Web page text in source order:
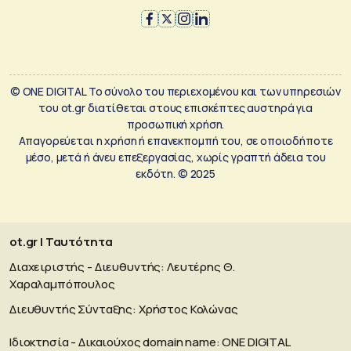
© ONE DIGITAL Το σύνολο του περιεχομένου και των υπηρεσιών
του ot.gr διατίθεται στους επισκέπτες αυστηρά για
προσωπική χρήση.
Απαγορεύεται η χρήση ή επανεκπομπή του, σε οποιοδήποτε
μέσο, μετά ή άνευ επεξεργασίας, χωρίς γραπτή άδεια του
εκδότη. © 2025
ot.gr | Ταυτότητα
Διαχειριστής - Διευθυντής: Λευτέρης Θ.
Χαραλαμπόπουλος
Διευθυντής Σύνταξης: Χρήστος Κολώνας
Ιδιοκτησία - Δικαιούχος domain name: ΟΝΕ DIGITAL